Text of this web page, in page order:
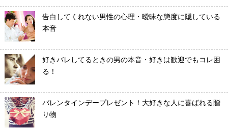
告白してくれない男性の心理・曖昧な態度に隠している
本音
好きバレしてるときの男の本音・好きは歓迎でもコレ困
る！
バレンタインデープレゼント！大好きな人に喜ばれる贈
り物